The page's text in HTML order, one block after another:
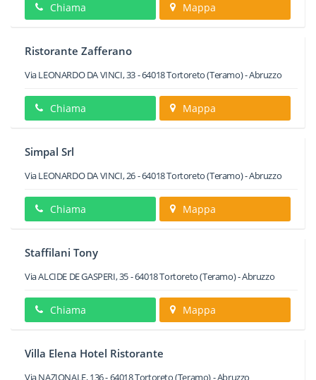
Chiama Mappa
Ristorante Zafferano
Via LEONARDO DA VINCI, 33-64018Tortoreto(Teramo) -Abruzzo
Chiama Mappa
Simpal Srl
Via LEONARDO DA VINCI, 26-64018Tortoreto(Teramo) -Abruzzo
Chiama Mappa
Staffilani Tony
Via ALCIDE DE GASPERI, 35-64018Tortoreto(Teramo) -Abruzzo
Chiama Mappa
Villa Elena Hotel Ristorante
Via NAZIONALE, 136-64018Tortoreto(Teramo) -Abruzzo